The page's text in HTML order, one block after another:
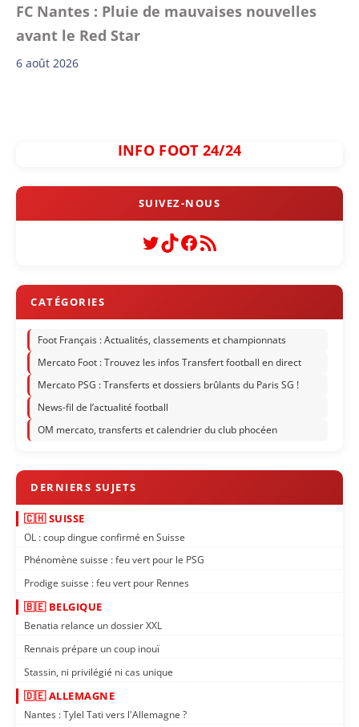
FC Nantes : Pluie de mauvaises nouvelles
avant le Red Star
6 août 2026
INFO FOOT 24/24
Twitter
TikTok
Facebook
Flux RSS
Foot Français : Actualités, classements et championnats
Mercato Foot : Trouvez les infos Transfert football en direct
Mercato PSG : Transferts et dossiers brûlants du Paris SG !
News-fil de l’actualité football
OM mercato, transferts et calendrier du club phocéen
🇨🇭 SUISSE
OL : coup dingue confirmé en Suisse
Phénomène suisse : feu vert pour le PSG
Prodige suisse : feu vert pour Rennes
🇧🇪 BELGIQUE
Benatia relance un dossier XXL
Rennais prépare un coup inouï
Stassin, ni privilégié ni cas unique
🇩🇪 ALLEMAGNE
Nantes : Tylel Tati vers l'Allemagne ?